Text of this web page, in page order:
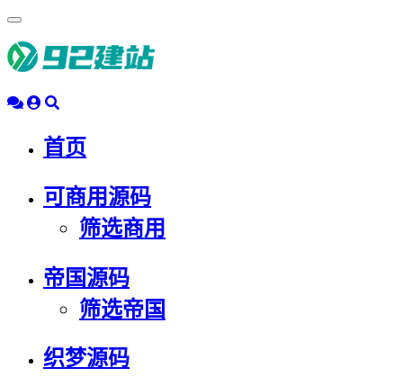
动
导
首页
可商用源码
筛选商用
帝国源码
筛选帝国
织梦源码